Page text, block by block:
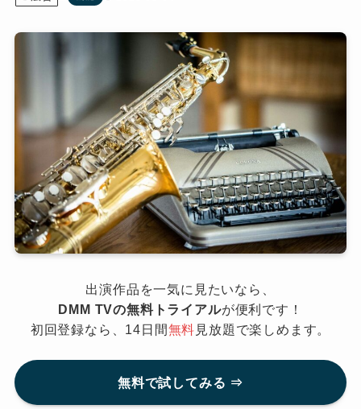
出演作品を一気に見たいなら、
DMM TVの無料トライアルが便利です！
初回登録なら、14日間無料 見放題で楽しめます。
無料で試してみる ⇒